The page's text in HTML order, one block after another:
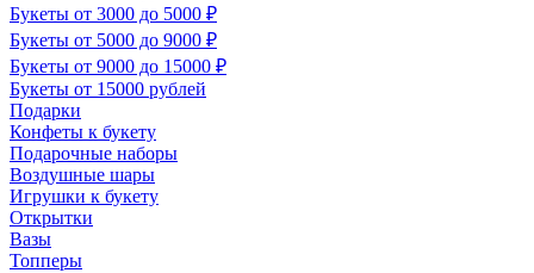
Букеты от 3000 до 5000 ₽
Букеты от 5000 до 9000 ₽
Букеты от 9000 до 15000 ₽
Букеты от 15000 рублей
Подарки
Конфеты к букету
Подарочные наборы
Воздушные шары
Игрушки к букету
Открытки
Вазы
Топперы